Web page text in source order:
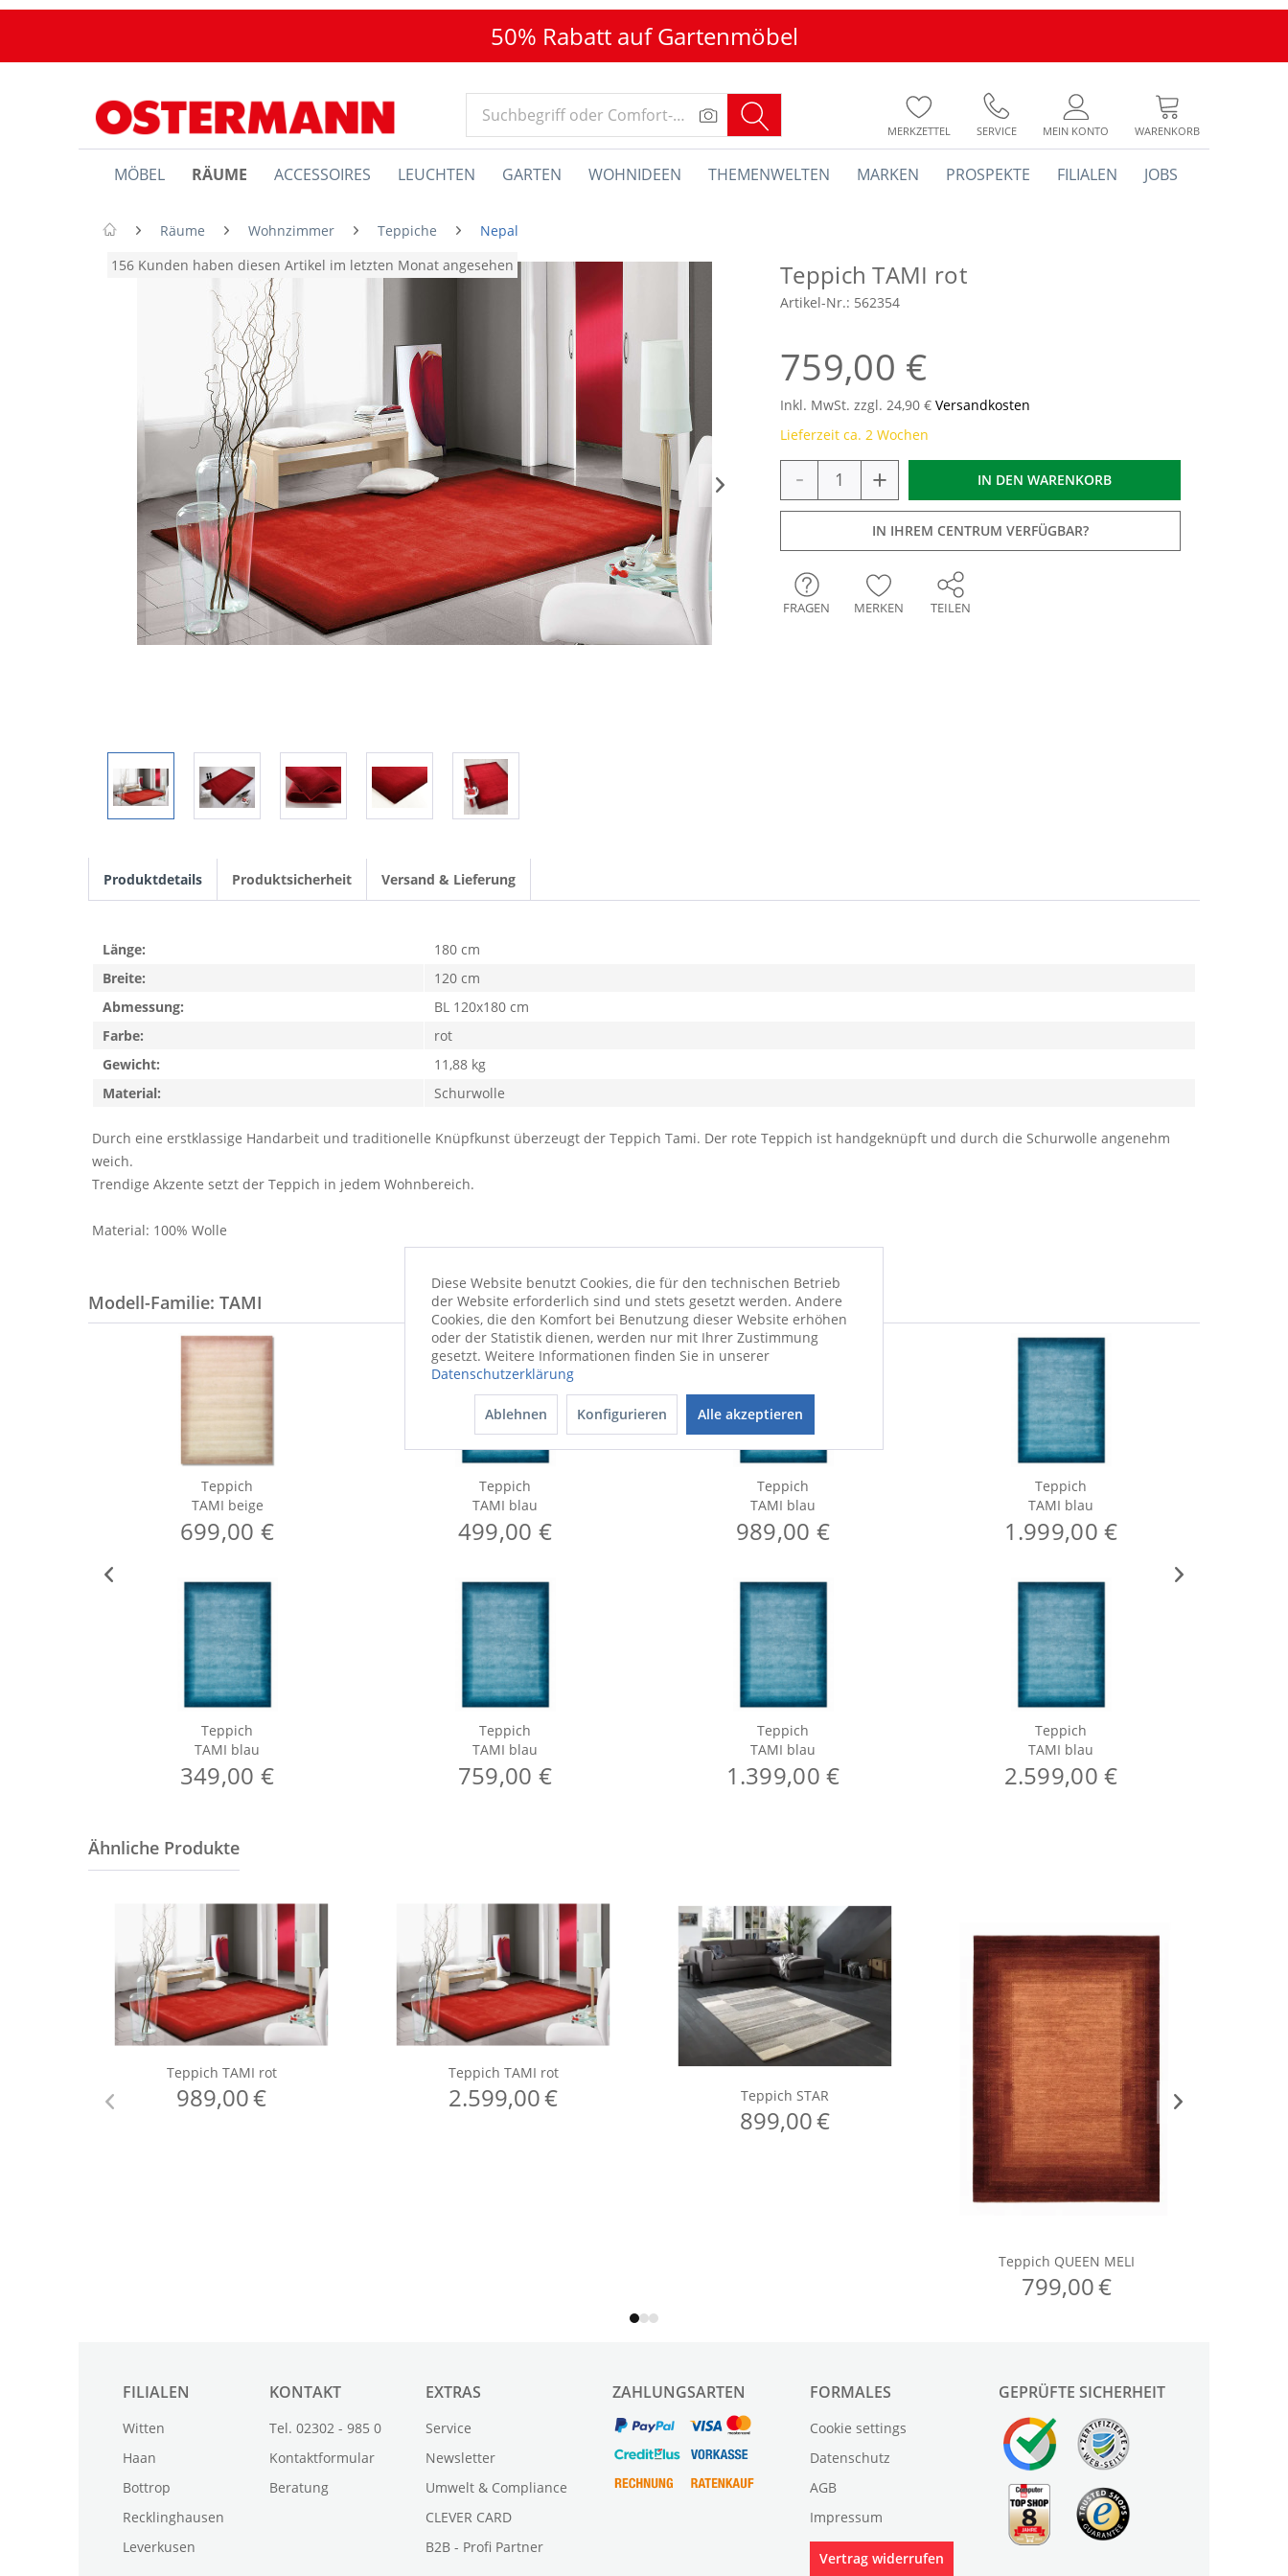
50% Rabatt auf Gartenmöbel
MERKZETTEL SERVICE MEIN KONTO WARENKORB
MÖBEL RÄUME ACCESSOIRES LEUCHTEN GARTEN WOHNIDEEN THEMENWELTEN MARKEN PROSPEKTE FILIALEN JOBS
Räume Wohnzimmer Teppiche
Nepal
156 Kunden haben diesen Artikel im letzten Monat angesehen
Teppich TAMI rot
Artikel-Nr.: 562354
759,00 €
Inkl. MwSt. zzgl. 24,90 € Versandkosten
Lieferzeit ca. 2 Wochen
- + IN DEN WARENKORB
IN IHREM CENTRUM VERFÜGBAR?
FRAGEN MERKEN TEILEN
Produktdetails Produktsicherheit Versand & Lieferung
Durch eine erstklassige Handarbeit und traditionelle Knüpfkunst überzeugt der Teppich Tami. Der rote Teppich ist handgeknüpft und durch die Schurwolle angenehm
weich.
Trendige Akzente setzt der Teppich in jedem Wohnbereich.
Material: 100% Wolle
Länge:
180 cm
Breite:
120 cm
Abmessung:
BL 120x180 cm
Farbe:
rot
Gewicht:
11,88 kg
Material:
Schurwolle
Modell-Familie: TAMI
Teppich
TAMI beige
699,00 €
Teppich
TAMI blau
349,00 €
Teppich
TAMI blau
499,00 €
Teppich
TAMI blau
759,00 €
Teppich
TAMI blau
989,00 €
Teppich
TAMI blau
1.399,00 €
Teppich
TAMI blau
1.999,00 €
Teppich
TAMI blau
2.599,00 €
FILIALEN
Witten
Haan
Bottrop
Recklinghausen
Leverkusen
KONTAKT
Tel. 02302 - 985 0
Kontaktformular
Beratung
EXTRAS
Service
Newsletter
Umwelt & Compliance
CLEVER CARD
B2B - Profi Partner
ZAHLUNGSARTEN FORMALES
Cookie settings
Datenschutz
AGB
Impressum
Vertrag widerrufen
GEPRÜFTE SICHERHEIT
Diese Website benutzt Cookies, die für den technischen Betrieb
der Website erforderlich sind und stets gesetzt werden. Andere
Cookies, die den Komfort bei Benutzung dieser Website erhöhen
oder der Statistik dienen, werden nur mit Ihrer Zustimmung
gesetzt. Weitere Informationen finden Sie in unserer
Datenschutzerklärung
Ablehnen Konfigurieren Alle akzeptieren